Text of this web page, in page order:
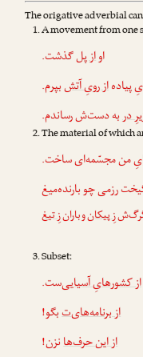
The origative adverbial
A movement from one
اواز پلگذشت.
پیادهاز رویِ آتشبپرم.
دربه دست‌ش رساندم.
The material of which
من مجسّمه‌ای ساخت.
رزمی چو بارنده‌میغ
زِ پیکانو بارانزِ تیغ
Subset:
از کشورهایِ آسیایی‌ست.
از برنامه‌های‌تبگو!
از این حرف‌هانزن!